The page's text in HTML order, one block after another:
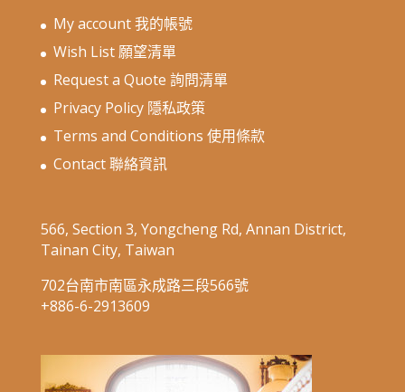
My account 我的帳號
Wish List 願望清單
Request a Quote 詢問清單
Privacy Policy 隱私政策
Terms and Conditions 使用條款
Contact 聯絡資訊
566, Section 3, Yongcheng Rd, Annan District,
Tainan City, Taiwan
702台南市南區永成路三段566號
+886-6-2913609